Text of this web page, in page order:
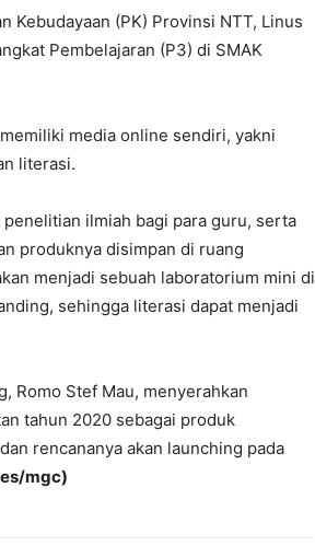
Kebudayaan (PK) Provinsi NTT, Linus
Pembelajaran (P3) di SMAK
media online sendiri, yakni
literasi.
penelitian ilmiah bagi para guru, serta
produknya disimpan di ruang
menjadi sebuah laboratorium mini di
sehingga literasi dapat menjadi
Romo Stef Mau, menyerahkan
tahun 2020 sebagai produk
rencananya akan launching pada
mgc)